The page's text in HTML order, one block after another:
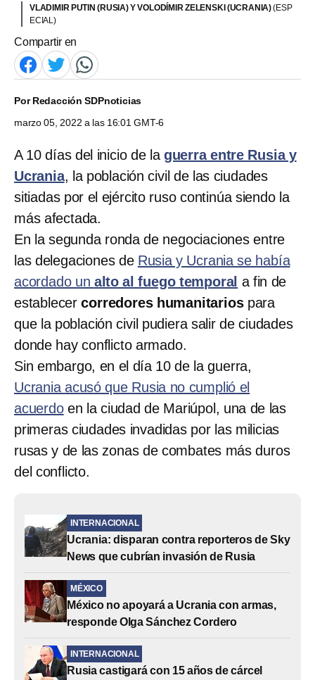
VLADIMIR PUTIN (RUSIA) Y VOLODÍMIR ZELENSKI (UCRANIA)(ESP
ECIAL)
Compartir en
PorRedacción SDPnoticias
marzo 05, 2022 a las 16:01 GMT-6
A 10 días del inicio de la guerra entre Rusia y
Ucrania, la población civil de las ciudades
sitiadas por el ejército ruso continúa siendo la
más afectada.
En la segunda ronda de negociaciones entre
las delegaciones de Rusia y Ucrania se había
acordado un alto al fuego temporal a fin de
establecercorredores humanitariospara
que la población civil pudiera salir de ciudades
donde hay conflicto armado.
Sin embargo, en el día 10 de la guerra,
Ucrania acusó que Rusia no cumplió el
acuerdoen la ciudad de Mariúpol, una de las
primeras ciudades invadidas por las milicias
rusas y de las zonas de combates más duros
del conflicto.
INTERNACIONAL
Ucrania: disparan contra reporteros de Sky
News que cubrían invasión de Rusia
MÉXICO
México no apoyará a Ucrania con armas,
responde Olga Sánchez Cordero
INTERNACIONAL
Rusia castigará con 15 años de cárcel